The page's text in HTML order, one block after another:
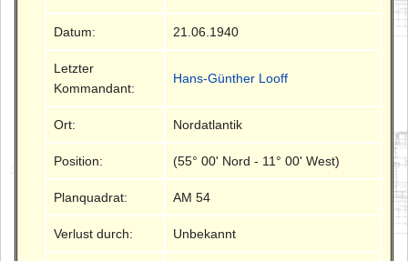
Datum: 21.06.1940
Letzter
Kommandant:
Hans-Günther Looff
Ort: Nordatlantik
Position: (55° 00' Nord - 11° 00' West)
Planquadrat: AM 54
Verlust durch: Unbekannt